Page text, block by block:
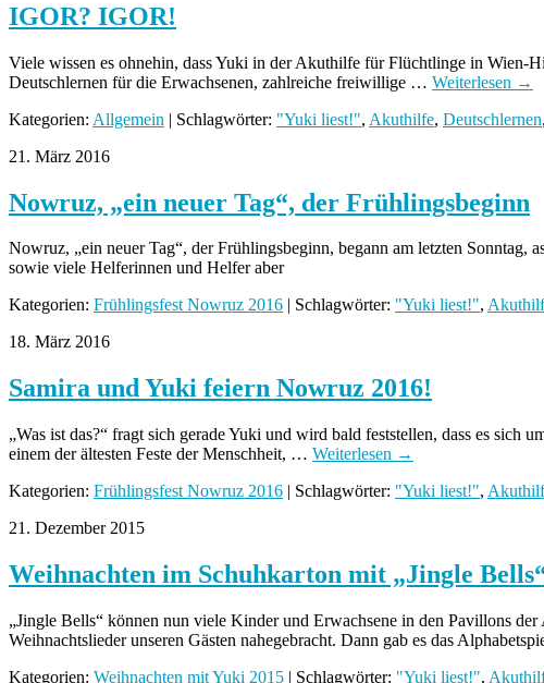
IGOR? IGOR!
Viele wissen es ohnehin, dass Yuki in der Akuthilfe für Flüchtlinge in Wien-
Deutschlernen für die Erwachsenen, zahlreiche freiwillige … Weiterlesen →
Kategorien: Allgemein | Schlagwörter: "Yuki liest!", Akuthilfe, Deutschlernen,
21. März 2016
Nowruz, „ein neuer Tag“, der Frühlingsbeginn
Nowruz, „ein neuer Tag“, der Frühlingsbeginn, begann am letzten
sowie viele Helferinnen und Helfer aber
Kategorien: Frühlingsfest Nowruz 2016 | Schlagwörter: "Yuki liest!",
18. März 2016
Samira und Yuki feiern Nowruz 2016!
„Was ist das?“ fragt sich gerade Yuki und wird bald feststellen, dass es
einem der ältesten Feste der Menschheit, … Weiterlesen →
Kategorien: Frühlingsfest Nowruz 2016 | Schlagwörter: "Yuki liest!",
21. Dezember 2015
Weihnachten im Schuhkarton mit „Jingle
„Jingle Bells“ können nun viele Kinder und Erwachsene in den Pavillons
Weihnachtslieder unseren Gästen nahegebracht. Dann gab es das
Kategorien: Weihnachten mit Yuki 2015 | Schlagwörter: "Yuki liest!",